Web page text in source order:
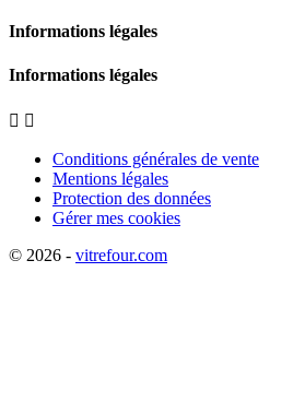
Informations légales
Informations légales
 
Conditions générales de vente
Mentions légales
Protection des données
Gérer mes cookies
© 2026 - vitrefour.com